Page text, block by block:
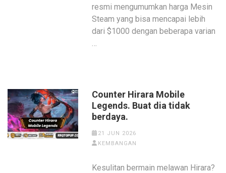
resmi mengumumkan harga Mesin
Steam yang bisa mencapai lebih
dari $1000 dengan beberapa varian
…
Counter Hirara Mobile
Legends. Buat dia tidak
berdaya.
21 JUN 2026
KEMBANGAN
Kesulitan bermain melawan Hirara?